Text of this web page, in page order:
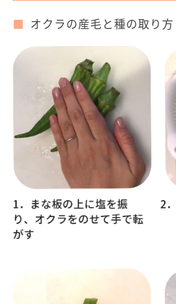
オクラの産毛と種の取り方